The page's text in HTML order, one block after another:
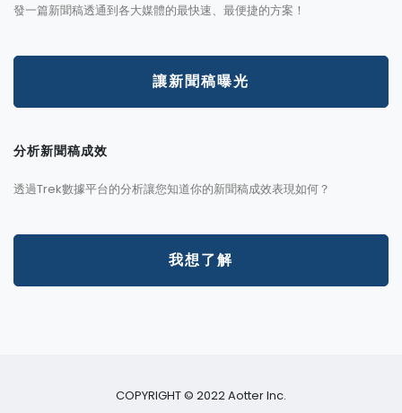
發一篇新聞稿透通到各大媒體的最快速、最便捷的方案！
讓新聞稿曝光
分析新聞稿成效
透過Trek數據平台的分析讓您知道你的新聞稿成效表現如何？
我想了解
COPYRIGHT © 2022 Aotter Inc.